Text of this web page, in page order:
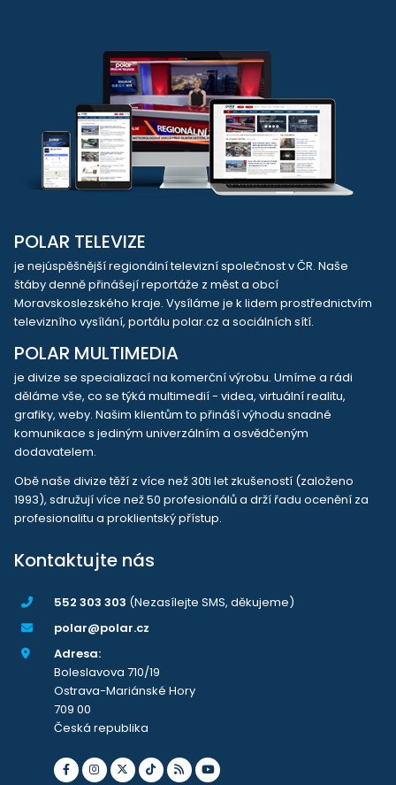
POLAR TELEVIZE
je nejúspěšnější regionální televizní společnost v ČR. Naše
štáby denně přinášejí reportáže z měst a obcí
Moravskoslezského kraje. Vysíláme je k lidem prostřednictvím
televizního vysílání, portálu polar.cz a sociálních sítí.
POLAR MULTIMEDIA
je divize se specializací na komerční výrobu. Umíme a rádi
děláme vše, co se týká multimedií - videa, virtuální realitu,
grafiky, weby. Našim klientům to přináší výhodu snadné
komunikace s jediným univerzálním a osvědčeným
dodavatelem.
Obě naše divize těží z více než 30ti let zkušeností (založeno
1993), sdružují více než 50 profesionálů a drží řadu ocenění za
profesionalitu a proklientský přístup.
Kontaktujte nás
552 303 303 (Nezasílejte SMS, děkujeme)
polar@polar.cz
Adresa:
Boleslavova 710/19
Ostrava-Mariánské Hory
709 00
Česká republika